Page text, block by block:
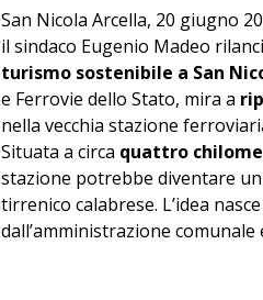
San Nicola Arcella, 20 giugno
il sindaco Eugenio Madeo
turismo sostenibile a San
e Ferrovie dello Stato, mira a
nella vecchia stazione
Situata a circa quattro
stazione potrebbe diventare un
tirrenico calabrese. L’idea
dall’amministrazione